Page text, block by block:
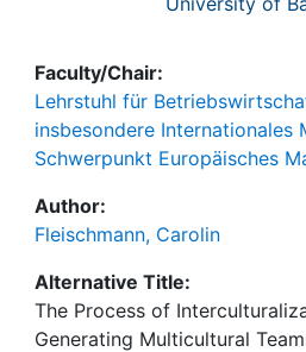
Faculty/Chair:
Lehrstuhl für
insbesondere Internationales
Schwerpunkt Europäisches
Author:
Fleischmann, Carolin
Alternative Title:
The Process of
Generating Multicultural